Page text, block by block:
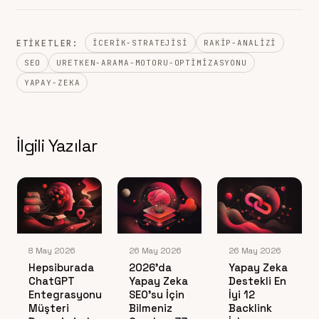
ETIKETLER: ICERIK-STRATEJISI
RAKIP-ANALIZI
SEO
URETKEN-ARAMA-MOTORU-OPTIMIZASYONU
YAPAY-ZEKA
İlgili Yazılar
8 May 2026
Hepsiburada
ChatGPT
Entegrasyonu:
Müşteri
26 May 2026
2026’da
Yapay Zeka
SEO’su İçin
Bilmeniz
26 May 2026
Yapay Zeka
Destekli En
İyi 12
Backlink